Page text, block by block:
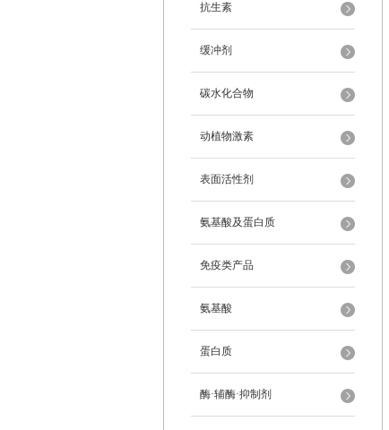
抗生素
缓冲剂
碳水化合物
动植物激素
表面活性剂
氨基酸及蛋白质
免疫类产品
氨基酸
蛋白质
酶·辅酶·抑制剂